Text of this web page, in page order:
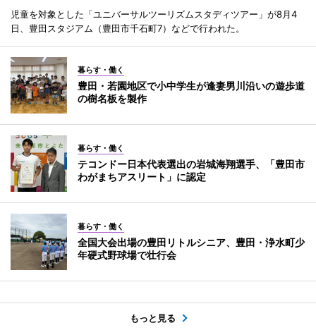
児童を対象とした「ユニバーサルツーリズムスタディツアー」が8月4
日、豊田スタジアム（豊田市千石町7）などで行われた。
暮らす・働く
豊田・若園地区で小中学生が逢妻男川沿いの遊歩道
の樹名板を製作
暮らす・働く
テコンドー日本代表選出の岩城海翔選手、「豊田市
わがまちアスリート」に認定
暮らす・働く
全国大会出場の豊田リトルシニア、豊田・浄水町少
年硬式野球場で壮行会
もっと見る